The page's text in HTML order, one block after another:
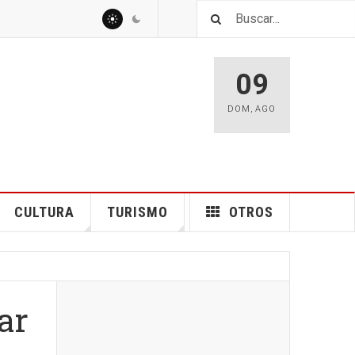
09
DOM ,AGO
CULTURA TURISMO OTROS